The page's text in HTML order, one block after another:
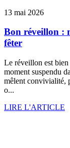
13 mai 2026
Bon réveillon :
fêter
Le réveillon est
moment suspendu
mêlent convivialité,
o...
LIRE L'ARTICLE